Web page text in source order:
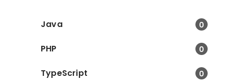
Java 0
PHP 0
TypeScript 0